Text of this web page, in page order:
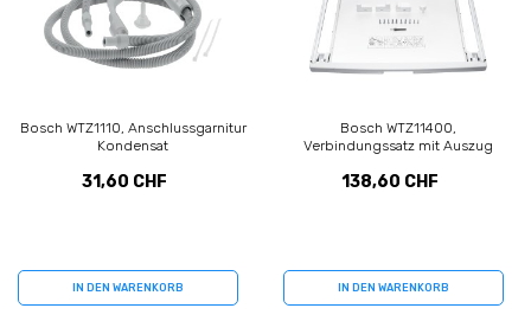
Bosch WTZ1110, Anschlussgarnitur
Kondensat
31,60 CHF
IN DEN WARENKORB
Bosch WTZ11400,
Verbindungssatz mit Auszug
138,60 CHF
IN DEN WARENKORB